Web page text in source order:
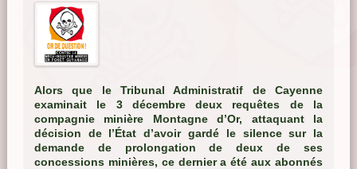
Alors que le Tribunal Administratif de Cayenne
examinait le 3 décembre deux requêtes de la
compagnie minière Montagne d’Or, attaquant la
décision de l’État d’avoir gardé le silence sur la
demande de prolongation de deux de ses
concessions minières, ce dernier a été aux abonnés